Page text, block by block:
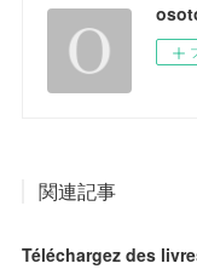
関連記事
Téléchargez des